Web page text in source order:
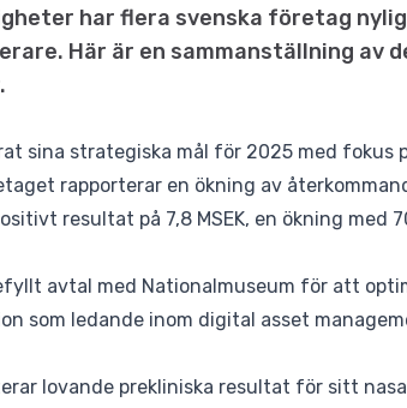
har flera svenska företag
Här är en sammanställning av
sina strategiska mål för 2025 med fokus
rapporterar en ökning av
resultat på 7,8 MSEK, en ökning med
avtal med Nationalmuseum för att
som ledande inom digital asset
lovande prekliniska resultat för sitt